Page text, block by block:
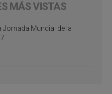
MÁS VISTAS
Jornada Mundial de la